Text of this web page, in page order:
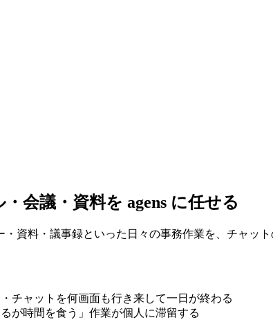
会議・資料を agens に任せる
・資料・議事録といった日々の事務作業を、チャッ
チャットを何画面も行き来して一日が終わる
が時間を食う」作業が個人に滞留する